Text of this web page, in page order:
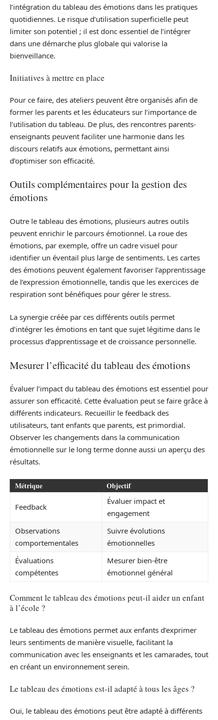
l’intégration du tableau des émotions dans les pratiques
quotidiennes. Le risque d’utilisation superficielle peut
limiter son potentiel ; il est donc essentiel de l’intégrer
dans une démarche plus globale qui valorise la
bienveillance.
Initiatives à mettre en place
Pour ce faire, des ateliers peuvent être organisés afin de
former les parents et les éducateurs sur l’importance de
l’utilisation du tableau. De plus, des rencontres parents-
enseignants peuvent faciliter une harmonie dans les
discours relatifs aux émotions, permettant ainsi
d’optimiser son efficacité.
Outils complémentaires pour la gestion des
émotions
Outre le tableau des émotions, plusieurs autres outils
peuvent enrichir le parcours émotionnel. La roue des
émotions, par exemple, offre un cadre visuel pour
identifier un éventail plus large de sentiments. Les cartes
des émotions peuvent également favoriser l’apprentissage
de l’expression émotionnelle, tandis que les exercices de
respiration sont bénéfiques pour gérer le stress.
La synergie créée par ces différents outils permet
d’intégrer les émotions en tant que sujet légitime dans le
processus d’apprentissage et de croissance personnelle.
Mesurer l’efficacité du tableau des émotions
Évaluer l’impact du tableau des émotions est essentiel pour
assurer son efficacité. Cette évaluation peut se faire grâce à
différents indicateurs. Recueillir le feedback des
utilisateurs, tant enfants que parents, est primordial.
Observer les changements dans la communication
émotionnelle sur le long terme donne aussi un aperçu des
résultats.
Métrique Objectif
Feedback
Évaluer impact et
engagement
Observations
comportementales
Suivre évolutions
émotionnelles
Évaluations
compétentes
Mesurer bien-être
émotionnel général
Comment le tableau des émotions peut-il aider un enfant
à l’école ?
Le tableau des émotions permet aux enfants d’exprimer
leurs sentiments de manière visuelle, facilitant la
communication avec les enseignants et les camarades, tout
en créant un environnement serein.
Le tableau des émotions est-il adapté à tous les âges ?
Oui, le tableau des émotions peut être adapté à différents